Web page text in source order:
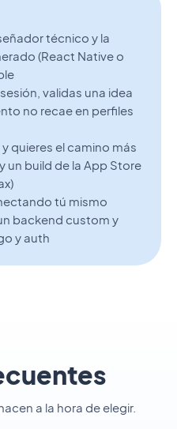
técnico y la
(React Native o
validas una idea
no recae en perfiles
quieres el camino más
un build de la App Store
tú mismo
backend custom y
y auth
a la hora de elegir.